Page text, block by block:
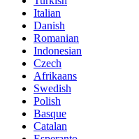
Italian
Danish
Romanian
Indonesian
Czech
Afrikaans
Swedish
Polish
Basque
Catalan